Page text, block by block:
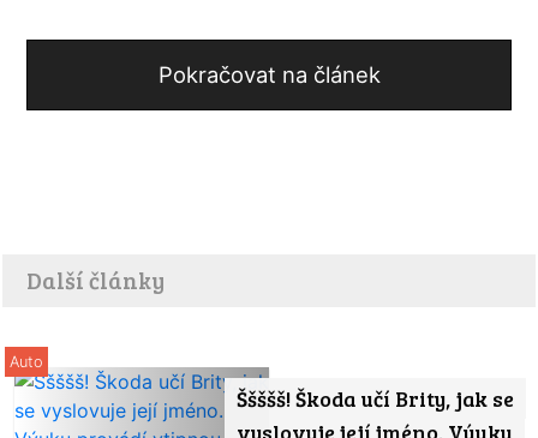
Pokračovat na článek
Další články
Ššššš! Škoda učí Brity, jak se
vyslovuje její jméno. Výuku
Auto